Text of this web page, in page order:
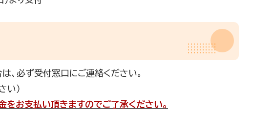
、必ず受付窓口にご連絡ください。
い）
をお支払い頂きますのでご了承ください。